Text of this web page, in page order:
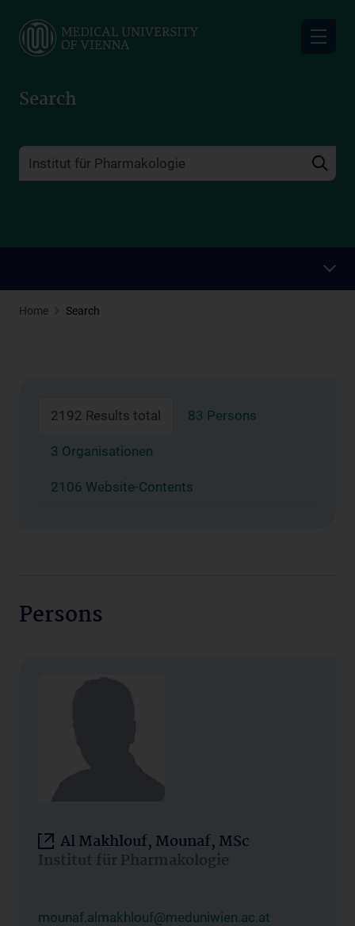
main
Search
Home Search
2192 Results total 83 Persons
3 Organisationen
2106 Website-Contents
Persons
Al Makhlouf, Mounaf, MSc
Institut für Pharmakologie
mounaf.almakhlouf@meduniwien.ac.at